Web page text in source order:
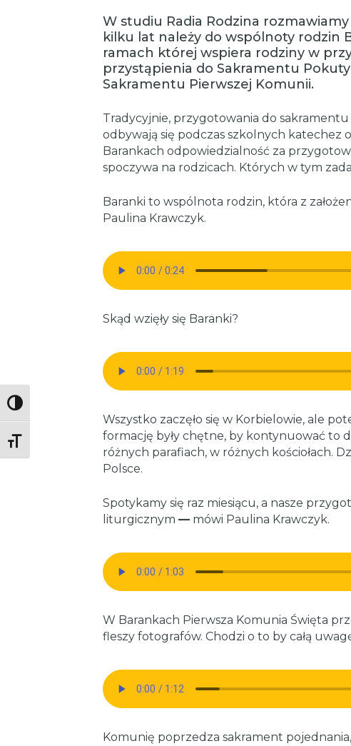
Toggle High Contrast
Toggle Font size
W studiu Radia Rodzina
kilku lat należy do wspólnoty rodzin
ramach której wspiera rodziny w
przystąpienia do Sakramentu
Sakramentu Pierwszej Komunii.
Tradycyjnie, przygotowania do
odbywają się podczas szkolnych katechez
Barankach odpowiedzialność za
spoczywa na rodzicach. Których w tym
Baranki to wspólnota rodzin, która z
Paulina Krawczyk.
Skąd wzięły się Baranki?
Wszystko zaczęło się w Korbielowie, ale
formację były chętne, by kontynuować to
różnych parafiach, w różnych kościołach.
Polsce.
Spotykamy się raz miesiącu, a nasze
liturgicznym —mówi Paulina Krawczyk.
W Barankach Pierwsza Komunia Święta
fleszy fotografów. Chodzi o to by całą
Komunię poprzedza sakrament